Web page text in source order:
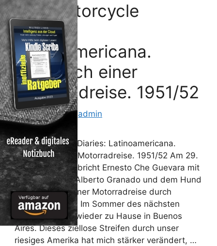
The Motorcycle
Diaries:
Latinoamericana.
Tagebuch einer
Motorradreise. 1951/52
8. Juli 2013 vonadmin
The Motorcycle Diaries: Latinoamericana.
Tagebuch einer Motorradreise. 1951/52 Am 29.
Dezember 1951 bricht Ernesto Che Guevara mit
seinem Freund Alberto Granado und dem Hund
Comeback zu einer Motorradreise durch
Südamerika auf. Im Sommer des nächsten
Jahres sind sie wieder zu Hause in Buenos
Aires. Dieses ziellose Streifen durch unser
riesiges Amerika hat mich stärker verändert, …